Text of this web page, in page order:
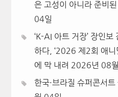
은 고성이 아니라 준비된
04일
‘K-AI 아트 거장’ 장인
하다, ‘2026 제2회 애니
에 막 내려 2026년 08
한국·브라질 슈퍼콘서